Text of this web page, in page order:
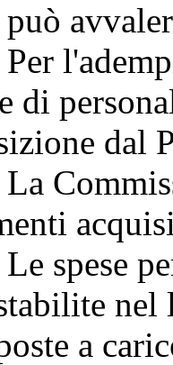
di
dal
spese
nel
a